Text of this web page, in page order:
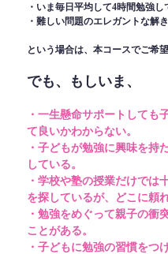
・いま毎日平均して4時間勉強
・難しい問題のエレガントな解
という場合は、本コースでご希
でも、もしいま、
・一生懸命サポートしても
て良いかわからない。
・子どもが勉強に興味を持
している。
・学校や塾の授業だけでは
を探しているが、どこに頼
・勉強をめぐって親子の衝
ことがある。
・子どもに勉強の習慣をつ